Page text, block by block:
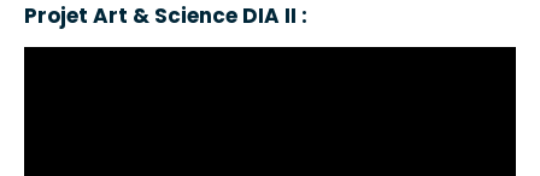
Projet Art & Science DIA II :